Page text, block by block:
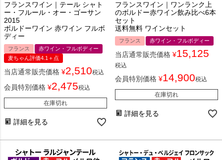
フランスワイン｜テール シャト
ー・フルール・オー・ゴーサン
2015
ボルドーワイン 赤ワイン フルボ
ディー
フランス
赤ワイン・フルボディー
麦ちゃん評価4.1＋点
当店通常販売価格 ¥2,510税込
会員特別価格 ¥2,475税込
在庫切れ
詳細を見る
フランスワイン｜ワンランク上
のボルドー赤ワイン飲み比べ6本
セット
送料無料 ワインセット
フランス 赤ワイン・フルボディー
当店通常販売価格 ¥15,125
税込
会員特別価格 ¥14,900税込
在庫切れ
詳細を見る